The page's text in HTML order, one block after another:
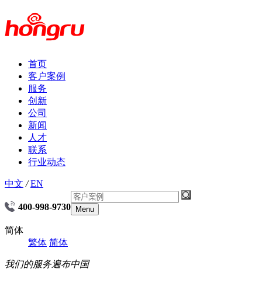
首页
客户案例
服务
创新
公司
新闻
人才
联系
行业动态
中文 / EN
400-998-9730 Menu
简体
繁体 简体
我们的服务遍布中国